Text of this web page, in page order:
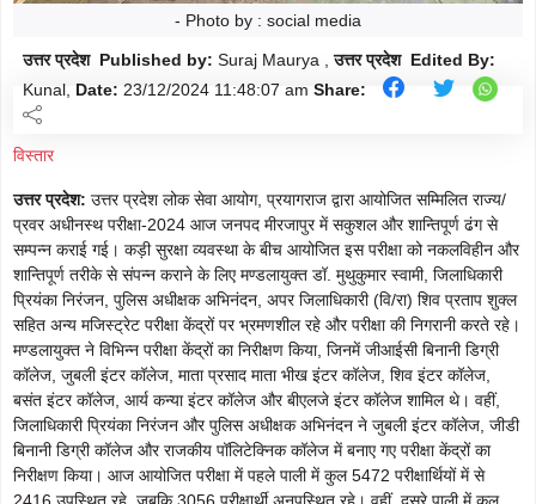
Follow
शिक्षा Follow
ताज़ा-
ख़बरें
राजनीति Follow
राशिफल Follow
क्राइम Follow
खेल/
क्रिकेट
Follow
- Photo by : social media
उत्तर प्रदेश Published by: Suraj Maurya ,
उत्तर प्रदेश Edited By:
Kunal, Date: 23/12/2024 11:48:07 am Share:
विस्तार
उत्तर प्रदेश: उत्तर प्रदेश लोक सेवा आयोग, प्रयागराज द्वारा आयोजित सम्मिलित राज्य/
प्रवर अधीनस्थ परीक्षा-2024 आज जनपद मीरजापुर में सकुशल और शान्तिपूर्ण ढंग से
सम्पन्न कराई गई। कड़ी सुरक्षा व्यवस्था के बीच आयोजित इस परीक्षा को नकलविहीन और
शान्तिपूर्ण तरीके से संपन्न कराने के लिए मण्डलायुक्त डॉ. मुथुकुमार स्वामी, जिलाधिकारी
प्रियंका निरंजन, पुलिस अधीक्षक अभिनंदन, अपर जिलाधिकारी (वि/रा) शिव प्रताप शुक्ल
सहित अन्य मजिस्ट्रेट परीक्षा केंद्रों पर भ्रमणशील रहे और परीक्षा की निगरानी करते रहे।
मण्डलायुक्त ने विभिन्न परीक्षा केंद्रों का निरीक्षण किया, जिनमें जीआईसी बिनानी डिग्री
कॉलेज, जुबली इंटर कॉलेज, माता प्रसाद माता भीख इंटर कॉलेज, शिव इंटर कॉलेज,
बसंत इंटर कॉलेज, आर्य कन्या इंटर कॉलेज और बीएलजे इंटर कॉलेज शामिल थे। वहीं,
जिलाधिकारी प्रियंका निरंजन और पुलिस अधीक्षक अभिनंदन ने जुबली इंटर कॉलेज, जीडी
बिनानी डिग्री कॉलेज और राजकीय पॉलिटेक्निक कॉलेज में बनाए गए परीक्षा केंद्रों का
निरीक्षण किया। आज आयोजित परीक्षा में पहले पाली में कुल 5472 परीक्षार्थियों में से
2416 उपस्थित रहे, जबकि 3056 परीक्षार्थी अनुपस्थित रहे। वहीं, दूसरे पाली में कुल